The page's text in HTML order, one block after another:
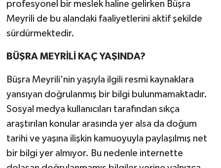
profesyonel bir meslek haline gelirken Büşra
Meyrili de bu alandaki faaliyetlerini aktif şekilde
sürdürmektedir.
BÜŞRA MEYRİLİ KAÇ YAŞINDA?
Büşra Meyrili'nin yaşıyla ilgili resmi kaynaklara
yansıyan doğrulanmış bir bilgi bulunmamaktadır.
Sosyal medya kullanıcıları tarafından sıkça
araştırılan konular arasında yer alsa da doğum
tarihi ve yaşına ilişkin kamuoyuyla paylaşılmış net
bir bilgi yer almıyor. Bu nedenle internette